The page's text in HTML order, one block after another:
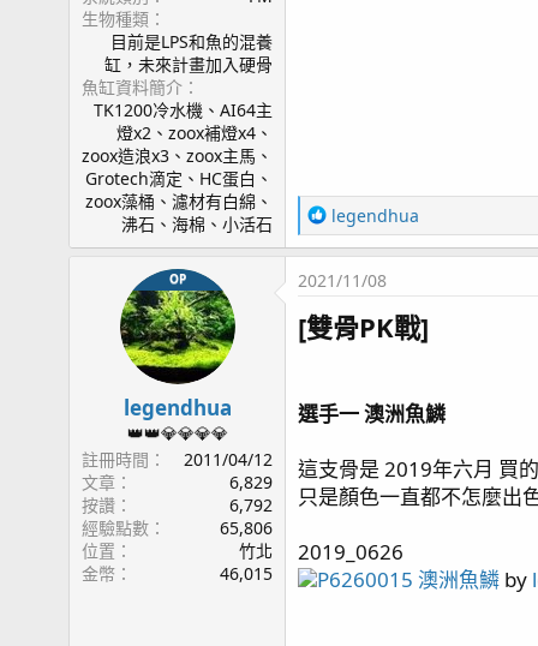
page45 草莓蛋糕
page46 奶嘴再分裂 / T5 預熱安定器損毀 / 粉藍登場
page47 垃圾海葵去除方案
page48 橘子 / 花園鰻
page49 鈕扣起泡 - 日出櫻花 / 缸內近況
page50 榔頭珊瑚
page51 微量元素 / 影片
page52 珊瑚打架 / 綠長支
page53 再遊小琉球~
page54 Olympus TG6 / 綠長支倒塌
page55 三年三個月
page56 餵食 / 新片上架 / 草莓蛋糕(2) / 榔頭珊瑚(2)
page57 紅薑 / 拆骨
page58 隱藏區/ Acropora sp.生長記錄(3) / 燈光設
page59 紅單包 / 溫度漲停板 / 雷達
page60 每日晨間餵食秀 / 金線蝦虎 / Tank
page61 紅薑
page62 側濾缸系統 / 黃藍雙吊
page63 紅奶嘴噴精 again
page64 橘子也是會受傷
page67 神奇沸石
page68 陽隧足噴發 / 虎耳 / Tank Update(video)
生物種類
目前是LPS和魚的混養
缸，未來計畫加入硬骨
魚缸資料簡介
TK1200冷水機、AI64主
燈x2、zoox補燈x4、
zoox造浪x3、zoox主馬、
Grotech滴定、HC蛋白、
zoox藻桶、濾材有白綿、
沸石、海棉、小活石
R
e
a
c
i
：
legendhua
OP
legendhua
👑👑💎💎💎💎
註冊時間
2011/04/12
文章
6,829
按讚
6,792
經驗點數
65,806
位置
竹北
金幣
46,015
2021/11/08
[雙骨PK戰]
選手一 澳洲魚鱗
這支骨是 2019年六月 買
只是顏色一直都不怎麼出
2019_0626
P6260015 澳洲魚鱗 by